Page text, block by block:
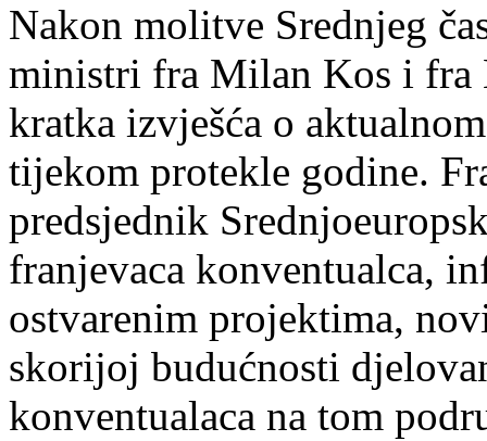
Nakon molitve Srednjeg
ministri fra Milan Kos i
kratka izvješća o
tijekom protekle godine.
predsjednik
franjevaca konventualca,
ostvarenim projektima,
skorijoj budućnosti
konventualaca na tom